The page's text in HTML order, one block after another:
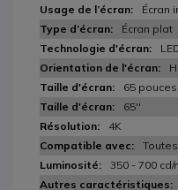
Écran
Écran plat
65 pouces
65''
4K
350 - 700 cd/